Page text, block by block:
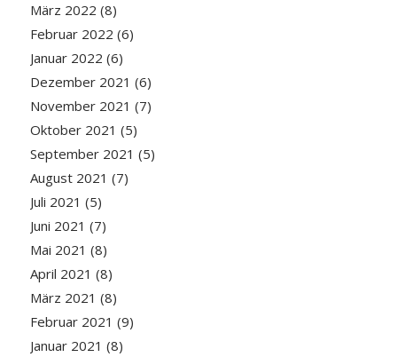
März 2022 (8)
Februar 2022 (6)
Januar 2022 (6)
Dezember 2021 (6)
November 2021 (7)
Oktober 2021 (5)
September 2021 (5)
August 2021 (7)
Juli 2021 (5)
Juni 2021 (7)
Mai 2021 (8)
April 2021 (8)
März 2021 (8)
Februar 2021 (9)
Januar 2021 (8)